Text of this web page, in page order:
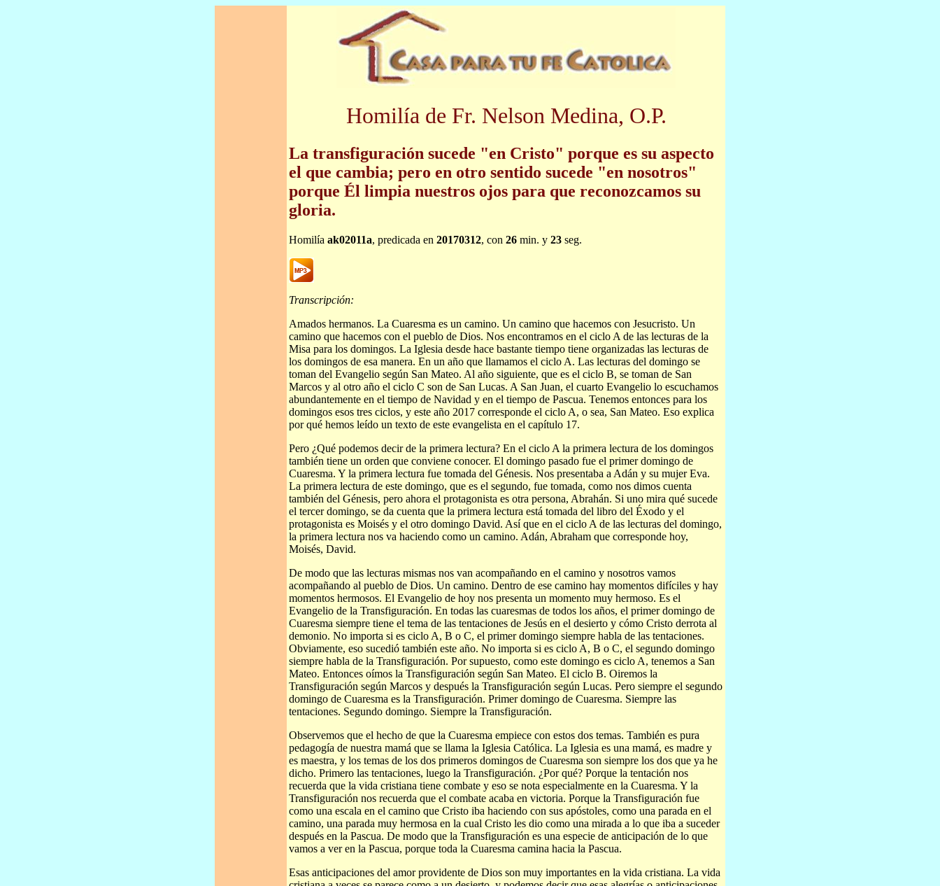
Homilía de Fr. Nelson Medina, O.P.
La transfiguración sucede "en Cristo" porque es su aspecto
el que cambia; pero en otro sentido sucede "en nosotros"
porque Él limpia nuestros ojos para que reconozcamos su
gloria.
Homilía ak02011a, predicada en 20170312, con 26 min. y 23 seg.
Transcripción:
Amados hermanos. La Cuaresma es un camino. Un camino que hacemos con Jesucristo. Un
camino que hacemos con el pueblo de Dios. Nos encontramos en el ciclo A de las lecturas de la
Misa para los domingos. La Iglesia desde hace bastante tiempo tiene organizadas las lecturas de
los domingos de esa manera. En un año que llamamos el ciclo A. Las lecturas del domingo se
toman del Evangelio según San Mateo. Al año siguiente, que es el ciclo B, se toman de San
Marcos y al otro año el ciclo C son de San Lucas. A San Juan, el cuarto Evangelio lo escuchamos
abundantemente en el tiempo de Navidad y en el tiempo de Pascua. Tenemos entonces para los
domingos esos tres ciclos, y este año 2017 corresponde el ciclo A, o sea, San Mateo. Eso explica
por qué hemos leído un texto de este evangelista en el capítulo 17.
Pero ¿Qué podemos decir de la primera lectura? En el ciclo A la primera lectura de los domingos
también tiene un orden que conviene conocer. El domingo pasado fue el primer domingo de
Cuaresma. Y la primera lectura fue tomada del Génesis. Nos presentaba a Adán y su mujer Eva.
La primera lectura de este domingo, que es el segundo, fue tomada, como nos dimos cuenta
también del Génesis, pero ahora el protagonista es otra persona, Abrahán. Si uno mira qué sucede
el tercer domingo, se da cuenta que la primera lectura está tomada del libro del Éxodo y el
protagonista es Moisés y el otro domingo David. Así que en el ciclo A de las lecturas del domingo,
la primera lectura nos va haciendo como un camino. Adán, Abraham que corresponde hoy,
Moisés, David.
De modo que las lecturas mismas nos van acompañando en el camino y nosotros vamos
acompañando al pueblo de Dios. Un camino. Dentro de ese camino hay momentos difíciles y hay
momentos hermosos. El Evangelio de hoy nos presenta un momento muy hermoso. Es el
Evangelio de la Transfiguración. En todas las cuaresmas de todos los años, el primer domingo de
Cuaresma siempre tiene el tema de las tentaciones de Jesús en el desierto y cómo Cristo derrota al
demonio. No importa si es ciclo A, B o C, el primer domingo siempre habla de las tentaciones.
Obviamente, eso sucedió también este año. No importa si es ciclo A, B o C, el segundo domingo
siempre habla de la Transfiguración. Por supuesto, como este domingo es ciclo A, tenemos a San
Mateo. Entonces oímos la Transfiguración según San Mateo. El ciclo B. Oiremos la
Transfiguración según Marcos y después la Transfiguración según Lucas. Pero siempre el segundo
domingo de Cuaresma es la Transfiguración. Primer domingo de Cuaresma. Siempre las
tentaciones. Segundo domingo. Siempre la Transfiguración.
Observemos que el hecho de que la Cuaresma empiece con estos dos temas. También es pura
pedagogía de nuestra mamá que se llama la Iglesia Católica. La Iglesia es una mamá, es madre y
es maestra, y los temas de los dos primeros domingos de Cuaresma son siempre los dos que ya he
dicho. Primero las tentaciones, luego la Transfiguración. ¿Por qué? Porque la tentación nos
recuerda que la vida cristiana tiene combate y eso se nota especialmente en la Cuaresma. Y la
Transfiguración nos recuerda que el combate acaba en victoria. Porque la Transfiguración fue
como una escala en el camino que Cristo iba haciendo con sus apóstoles, como una parada en el
camino, una parada muy hermosa en la cual Cristo les dio como una mirada a lo que iba a suceder
después en la Pascua. De modo que la Transfiguración es una especie de anticipación de lo que
vamos a ver en la Pascua, porque toda la Cuaresma camina hacia la Pascua.
Esas anticipaciones del amor providente de Dios son muy importantes en la vida cristiana. La vida